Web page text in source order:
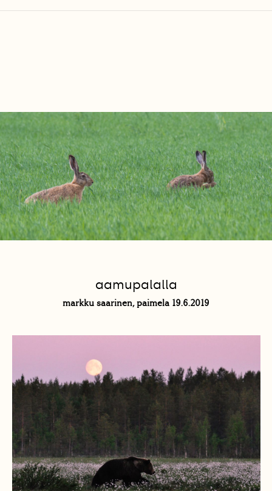
aamupalalla
markku saarinen, paimela 19.6.2019